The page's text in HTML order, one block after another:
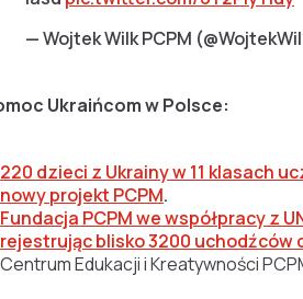
— Wojtek Wilk PCPM
Ukraińcom w Polsce:
220 dzieci z Ukrainy w 11 klasach
nowy projekt PCPM.
Fundacja PCPM we współpracy z
rejestrując blisko 3200
Centrum Edukacji i Kreatywności